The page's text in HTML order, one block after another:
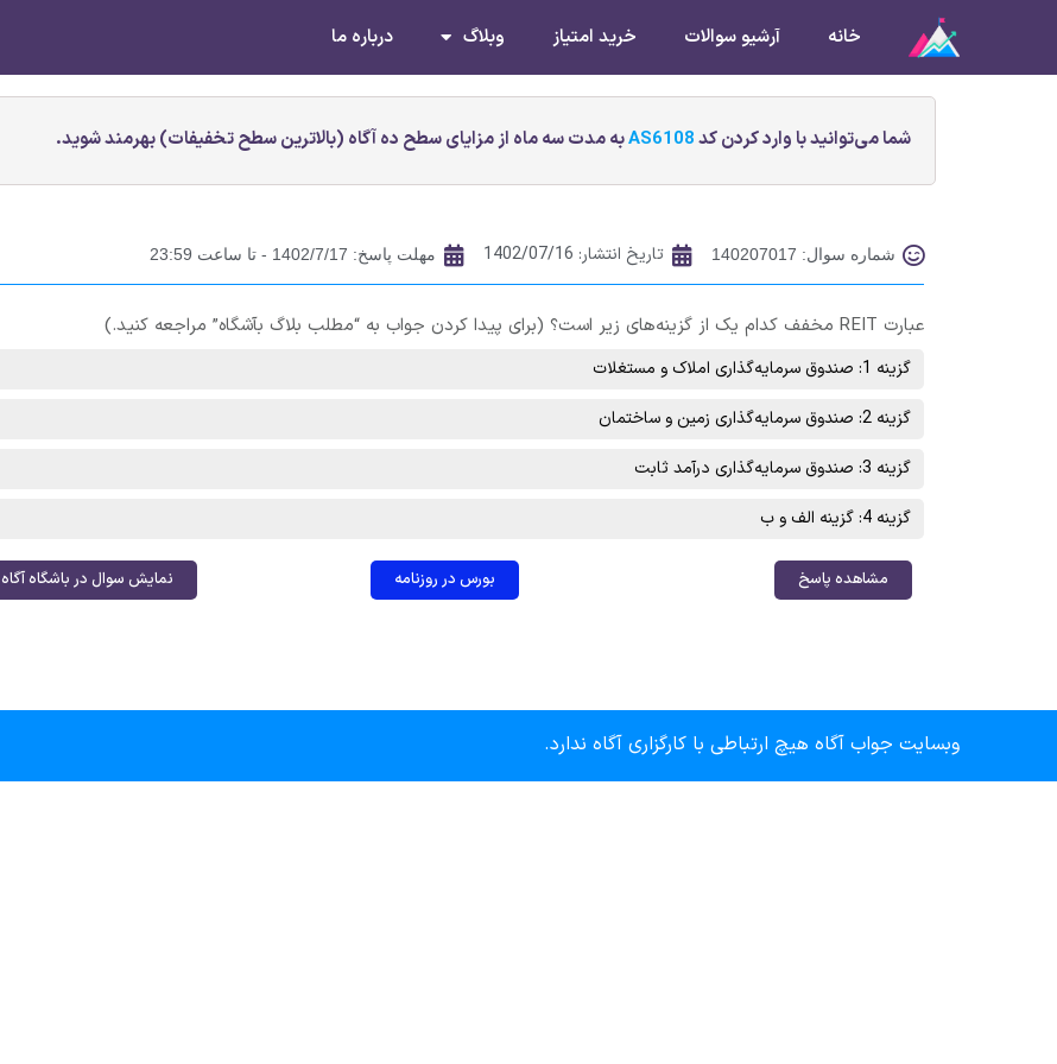
خانه آرشیو سوالات خرید امتیاز وبلاگ درباره ما
شما می‌توانید با وارد کردن کدAS6108به مدت سه ماه از مزایای سطح ده آگاه (بالاترین سطح تخفیفات) بهرمند شوید.
شماره سوال: 140207017 تاریخ انتشار: 1402/07/16 مهلت پاسخ: 1402/7/17 - تا ساعت 23:59
عبارت REIT مخفف کدام یک از گزینه‌های زیر است؟ (برای پیدا کردن جواب به “مطلب بلاگ بآشگاه” مراجعه کنید.)
گزینه 1: صندوق سرمایه‌گذاری املاک و مستغلات
گزینه 2: صندوق سرمایه‌گذاری زمین و ساختمان
گزینه 3: صندوق سرمایه‌گذاری درآمد ثابت
گزینه 4: گزینه الف و ب
مشاهده پاسخ بورس در روزنامه نمایش سوال در باشگاه آگاه
وبسایت جواب آگاه هیچ ارتباطی با کارگزاری آگاه ندارد.